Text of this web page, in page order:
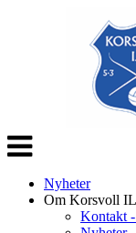
Veksle
navigasjon
Nyheter
Om Korsvoll IL
Kontakt